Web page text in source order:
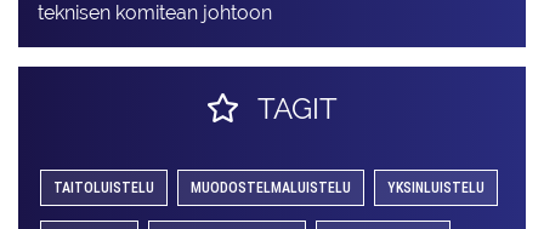
teknisen komitean johtoon
TAGIT
TAITOLUISTELU MUODOSTELMALUISTELU YKSINLUISTELU